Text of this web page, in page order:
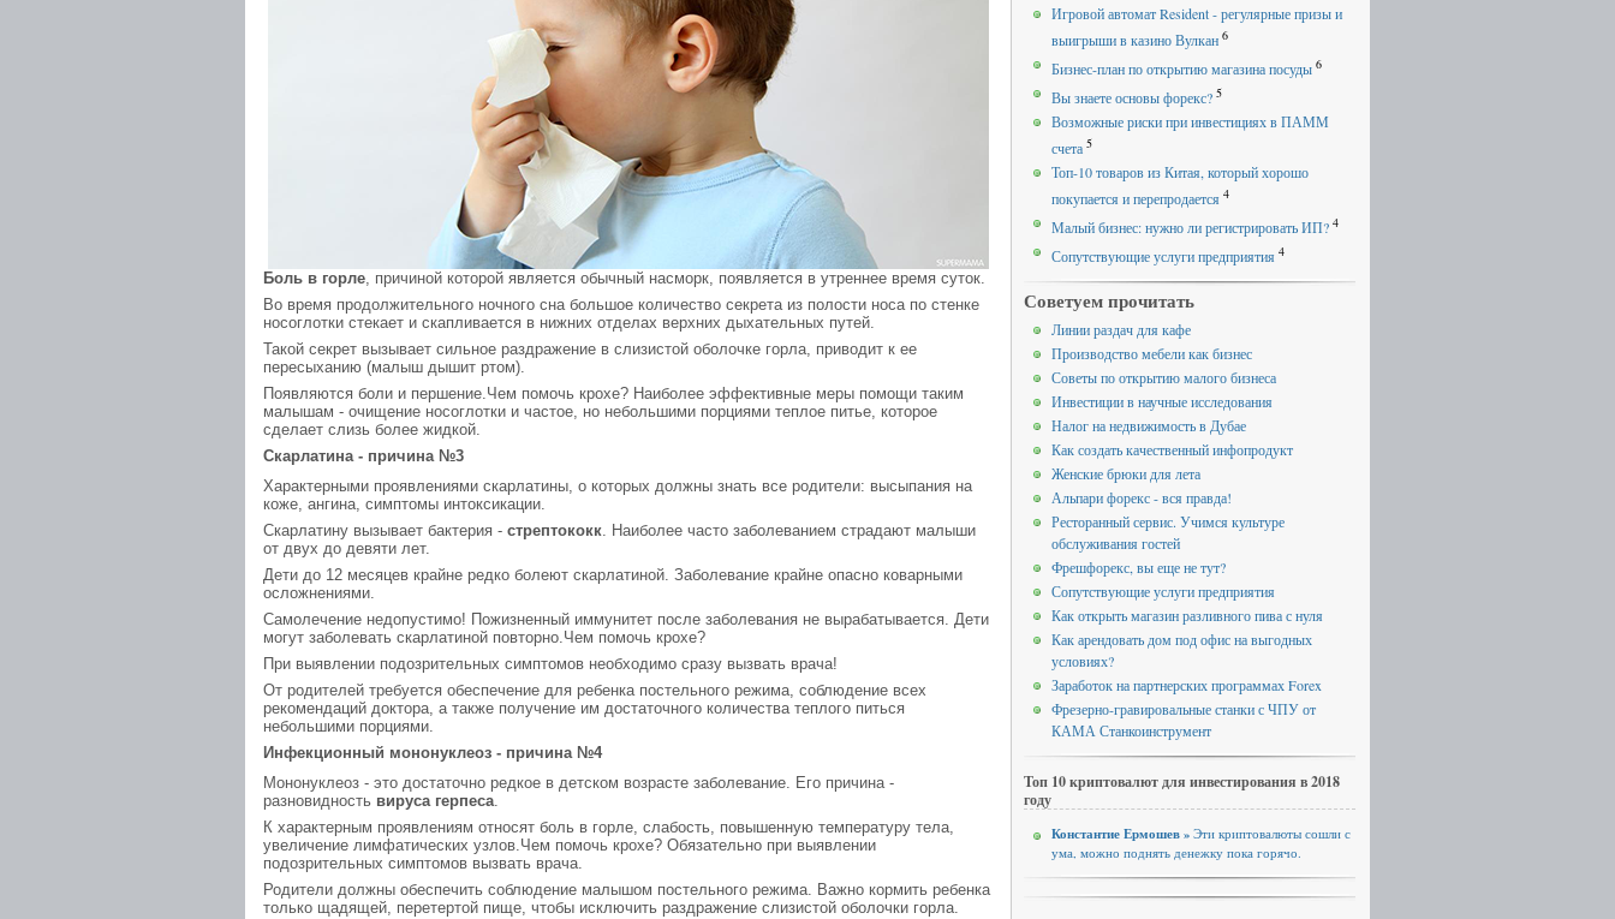
Боль в горле, причиной которой является обычный насморк, появляется в утреннее время суток.
Во время продолжительного ночного сна большое количество секрета из полости носа по стенке
носоглотки стекает и скапливается в нижних отделах верхних дыхательных путей.
Такой секрет вызывает сильное раздражение в слизистой оболочке горла, приводит к ее
пересыханию (малыш дышит ртом).
Появляются боли и першение.Чем помочь крохе? Наиболее эффективные меры помощи таким
малышам - очищение носоглотки и частое, но небольшими порциями теплое питье, которое
сделает слизь более жидкой.
Скарлатина - причина №3
Характерными проявлениями скарлатины, о которых должны знать все родители: высыпания на
коже, ангина, симптомы интоксикации.
Скарлатину вызывает бактерия - стрептококк. Наиболее часто заболеванием страдают малыши
от двух до девяти лет.
Дети до 12 месяцев крайне редко болеют скарлатиной. Заболевание крайне опасно коварными
осложнениями.
Самолечение недопустимо! Пожизненный иммунитет после заболевания не вырабатывается. Дети
могут заболевать скарлатиной повторно.Чем помочь крохе?
При выявлении подозрительных симптомов необходимо сразу вызвать врача!
От родителей требуется обеспечение для ребенка постельного режима, соблюдение всех
рекомендаций доктора, а также получение им достаточного количества теплого питься
небольшими порциями.
Инфекционный мононуклеоз - причина №4
Мононуклеоз - это достаточно редкое в детском возрасте заболевание. Его причина -
разновидность вируса герпеса.
К характерным проявлениям относят боль в горле, слабость, повышенную температуру тела,
увеличение лимфатических узлов.Чем помочь крохе? Обязательно при выявлении
подозрительных симптомов вызвать врача.
Родители должны обеспечить соблюдение малышом постельного режима. Важно кормить ребенка
только щадящей, перетертой пище, чтобы исключить раздражение слизистой оболочки горла.
Игровой автомат Resident - регулярные призы и
выигрыши в казино Вулкан 6
Бизнес-план по открытию магазина посуды 6
Вы знаете основы форекс? 5
Возможные риски при инвестициях в ПАММ
счета 5
Топ-10 товаров из Китая, который хорошо
покупается и перепродается 4
Малый бизнес: нужно ли регистрировать ИП? 4
Сопутствующие услуги предприятия 4
Советуем прочитать
Линии раздач для кафе
Производство мебели как бизнес
Советы по открытию малого бизнеса
Инвестиции в научные исследования
Налог на недвижимость в Дубае
Как создать качественный инфопродукт
Женские брюки для лета
Альпари форекс - вся правда!
Ресторанный сервис. Учимся культуре
обслуживания гостей
Фрешфорекс, вы еще не тут?
Сопутствующие услуги предприятия
Как открыть магазин разливного пива с нуля
Как арендовать дом под офис на выгодных
условиях?
Заработок на партнерских программах Forex
Фрезерно-гравировальные станки с ЧПУ от
КАМА Станкоинструмент
Топ 10 криптовалют для инвестирования в 2018
году
Константие Ермошев » Эти криптовалюты сошли с
ума, можно поднять денежку пока горячо.